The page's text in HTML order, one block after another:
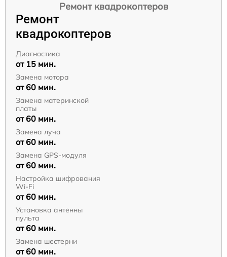
Ремонт квадрокоптеров
Ремонт
квадрокоптеров
Диагностика
от 15 мин.
Замена мотора
от 60 мин.
Замена материнской
платы
от 60 мин.
Замена луча
от 60 мин.
Замена GPS-модуля
от 60 мин.
Настройка шифрования
Wi-Fi
от 60 мин.
Установка антенны
пульта
от 60 мин.
Замена шестерни
от 60 мин.